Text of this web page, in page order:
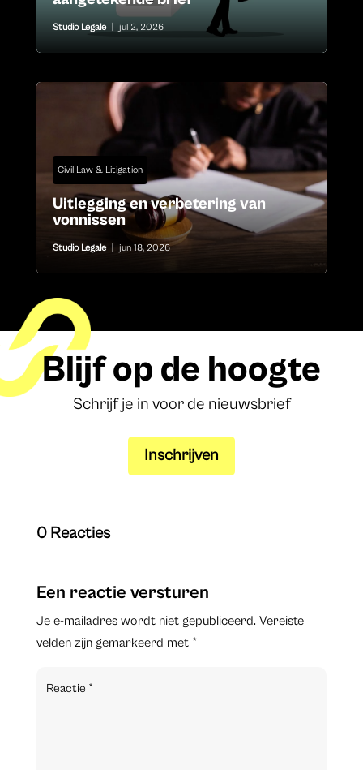
Studio Legale jul 2, 2026
Civil Law & Litigation
Uitlegging en verbetering van
vonnissen
Studio Legale jun 18, 2026
Blijf op de hoogte
Schrijf je in voor de nieuwsbrief
Inschrijven
0 Reacties
Een reactie versturen
Je e-mailadres wordt niet gepubliceerd. Vereiste
velden zijn gemarkeerd met *